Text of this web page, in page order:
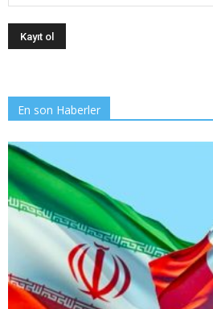
En son Haberler